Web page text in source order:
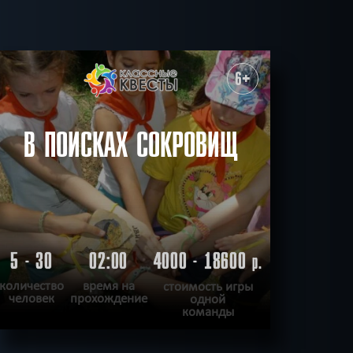
fiction
Спастись
СБРОСИТЬ ФИЛЬТР ВСЕ КВЕСТЫ
6+
В ПОИСКАХ СОКРОВИЩ
5 - 30
количество
человек
02:00
время на
прохождение
4000 - 18600р.
стоимость игры
одной
команды